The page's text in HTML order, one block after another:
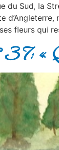
du Sud, la
fleurs qui
37: «